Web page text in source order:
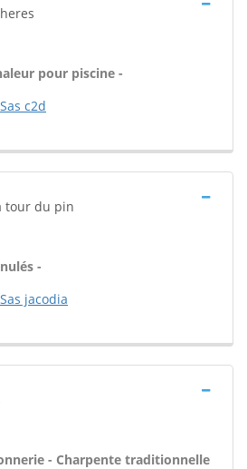
pour piscine -
Sas c2d
tour du pin
-
Sas jacodia
- Charpente traditionnelle